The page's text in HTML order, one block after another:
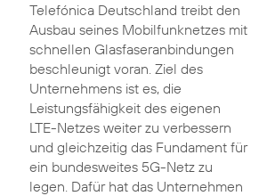
Telefónica Deutschland treibt den
Ausbau seines Mobilfunknetzes mit
schnellen Glasfaseranbindungen
beschleunigt voran. Ziel des
Unternehmens ist es, die
Leistungsfähigkeit des eigenen
LTE-Netzes weiter zu verbessern
und gleichzeitig das Fundament für
ein bundesweites 5G-Netz zu
legen. Dafür hat das Unternehmen